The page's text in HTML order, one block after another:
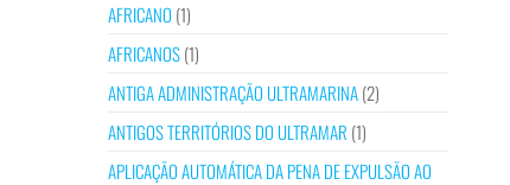
AFRICANO (1)
AFRICANOS(1)
ANTIGA ADMINISTRAÇÃO ULTRAMARINA(2)
ANTIGOS TERRITÓRIOS DO ULTRAMAR (1)
APLICAÇÃO AUTOMÁTICA DA PENA DE EXPULSÃO AO